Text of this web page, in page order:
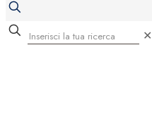
✕